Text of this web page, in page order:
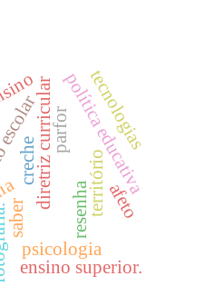
resenhaterritório
diretriz curricular
saber
política educativa
parfor
creche
psicologia
ensino superior.
tecnologias
afeto